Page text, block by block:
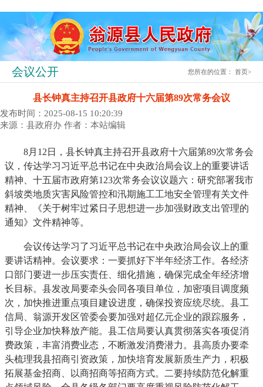
会议公开 您所在的位置：首页>
县长钟真主持召开县政府十六届第89次常务会议
发布时间：2025-08-15 10:20:39
来源：县政府办 作者：本站编辑
8月12日，县长钟真主持召开县政府十六届第89次常务会
议，传达学习习近平总书记在中央政治局会议上的重要讲话
精神、十五届市政府第123次常务会议议题六：研究部署我市
斜坡类地质灾害风险管控和汛期施工工地安全管理有关文件
精神、《关于树牢过紧日子思想进一步加强财政支出管理的
通知》文件精神等。
会议传达学习了习近平总书记在中央政治局会议上的重
要讲话精神。会议要求：一要抓好下半年经济工作。各经济
口部门要进一步压实责任、细化措施，确保完成全年经济增
长目标。县发改局要牵头会同各项目单位，加密项目调度频
次，加快推进重点项目建设进度，确保投资应统尽统。县工
信局、翁源开发区管委会要加强对超亿元企业的跟踪服务，
引导企业加快释放产能。县工信局要认真贯彻落实各项促消
费政策，丰富消费业态，不断激发消费潜力。县高质办要牵
头梳理我县招商引资政策，加快培育发展新质生产力，积极
拓展基金招商、以商招商等招商方式。二要持续防范化解重